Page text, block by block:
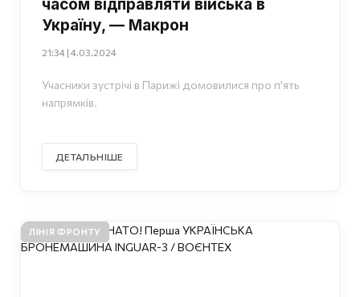
часом відправляти війська в
Україну, — Макрон
21:34 | 4.03.2024
Учасники зустрічі в Парижі домовилися про п'ять
напрямків.
ДЕТАЛЬНІШЕ
ЛІНІЯ ФРОНТУ